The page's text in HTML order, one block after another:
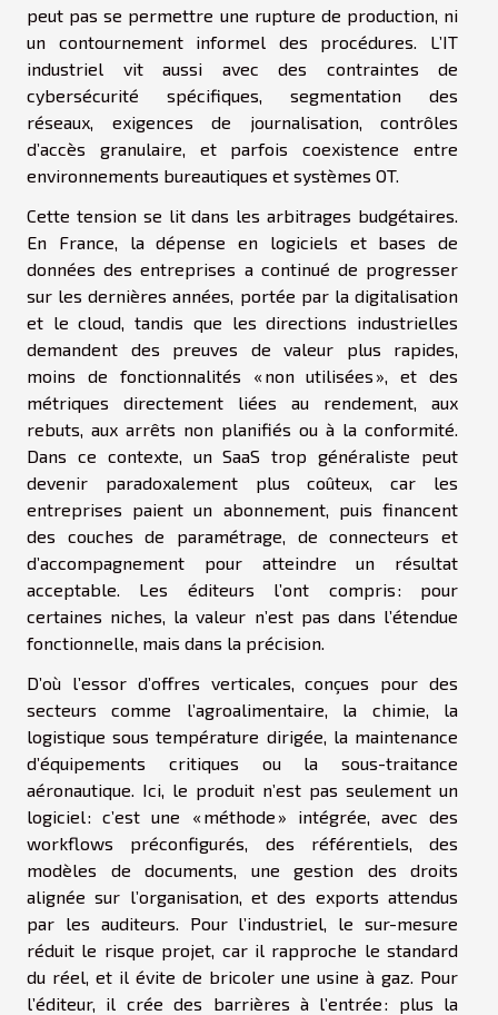
peut pas se permettre une rupture de production, ni
un contournement informel des procédures. L’IT
industriel vit aussi avec des contraintes de
cybersécurité spécifiques, segmentation des
réseaux, exigences de journalisation, contrôles
d’accès granulaire, et parfois coexistence entre
environnements bureautiques et systèmes OT.
Cette tension se lit dans les arbitrages budgétaires.
En France, la dépense en logiciels et bases de
données des entreprises a continué de progresser
sur les dernières années, portée par la digitalisation
et le cloud, tandis que les directions industrielles
demandent des preuves de valeur plus rapides,
moins de fonctionnalités « non utilisées », et des
métriques directement liées au rendement, aux
rebuts, aux arrêts non planifiés ou à la conformité.
Dans ce contexte, un SaaS trop généraliste peut
devenir paradoxalement plus coûteux, car les
entreprises paient un abonnement, puis financent
des couches de paramétrage, de connecteurs et
d’accompagnement pour atteindre un résultat
acceptable. Les éditeurs l’ont compris : pour
certaines niches, la valeur n’est pas dans l’étendue
fonctionnelle, mais dans la précision.
D’où l’essor d’offres verticales, conçues pour des
secteurs comme l’agroalimentaire, la chimie, la
logistique sous température dirigée, la maintenance
d’équipements critiques ou la sous-traitance
aéronautique. Ici, le produit n’est pas seulement un
logiciel : c’est une « méthode » intégrée, avec des
workflows préconfigurés, des référentiels, des
modèles de documents, une gestion des droits
alignée sur l’organisation, et des exports attendus
par les auditeurs. Pour l’industriel, le sur-mesure
réduit le risque projet, car il rapproche le standard
du réel, et il évite de bricoler une usine à gaz. Pour
l’éditeur, il crée des barrières à l’entrée : plus la